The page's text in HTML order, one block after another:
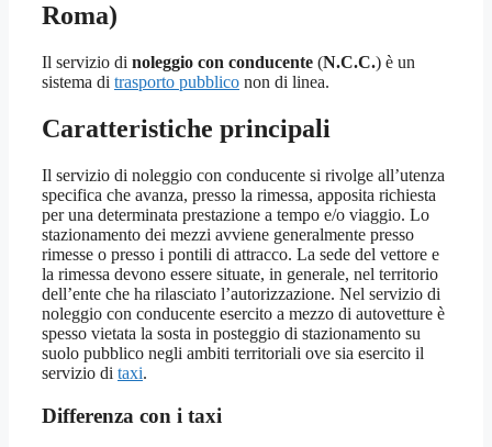
Roma)
Il servizio di noleggio con conducente (N.C.C.) è un
sistema di trasporto pubblico non di linea.
Caratteristiche principali
Il servizio di noleggio con conducente si rivolge all’utenza
specifica che avanza, presso la rimessa, apposita richiesta
per una determinata prestazione a tempo e/o viaggio. Lo
stazionamento dei mezzi avviene generalmente presso
rimesse o presso i pontili di attracco. La sede del vettore e
la rimessa devono essere situate, in generale, nel territorio
dell’ente che ha rilasciato l’autorizzazione. Nel servizio di
noleggio con conducente esercito a mezzo di autovetture è
spesso vietata la sosta in posteggio di stazionamento su
suolo pubblico negli ambiti territoriali ove sia esercito il
servizio di taxi.
Differenza con i taxi